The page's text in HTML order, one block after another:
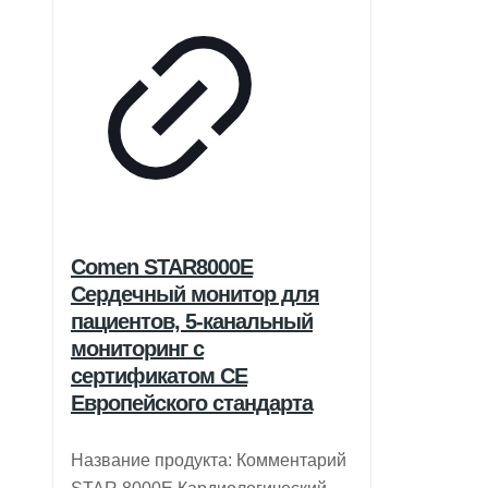
Comen STAR8000E
Сердечный монитор для
пациентов, 5-канальный
мониторинг с
сертификатом CE
Европейского стандарта
Название продукта: Комментарий